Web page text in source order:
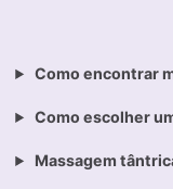
Como encontrar
Como escolher
Massagem